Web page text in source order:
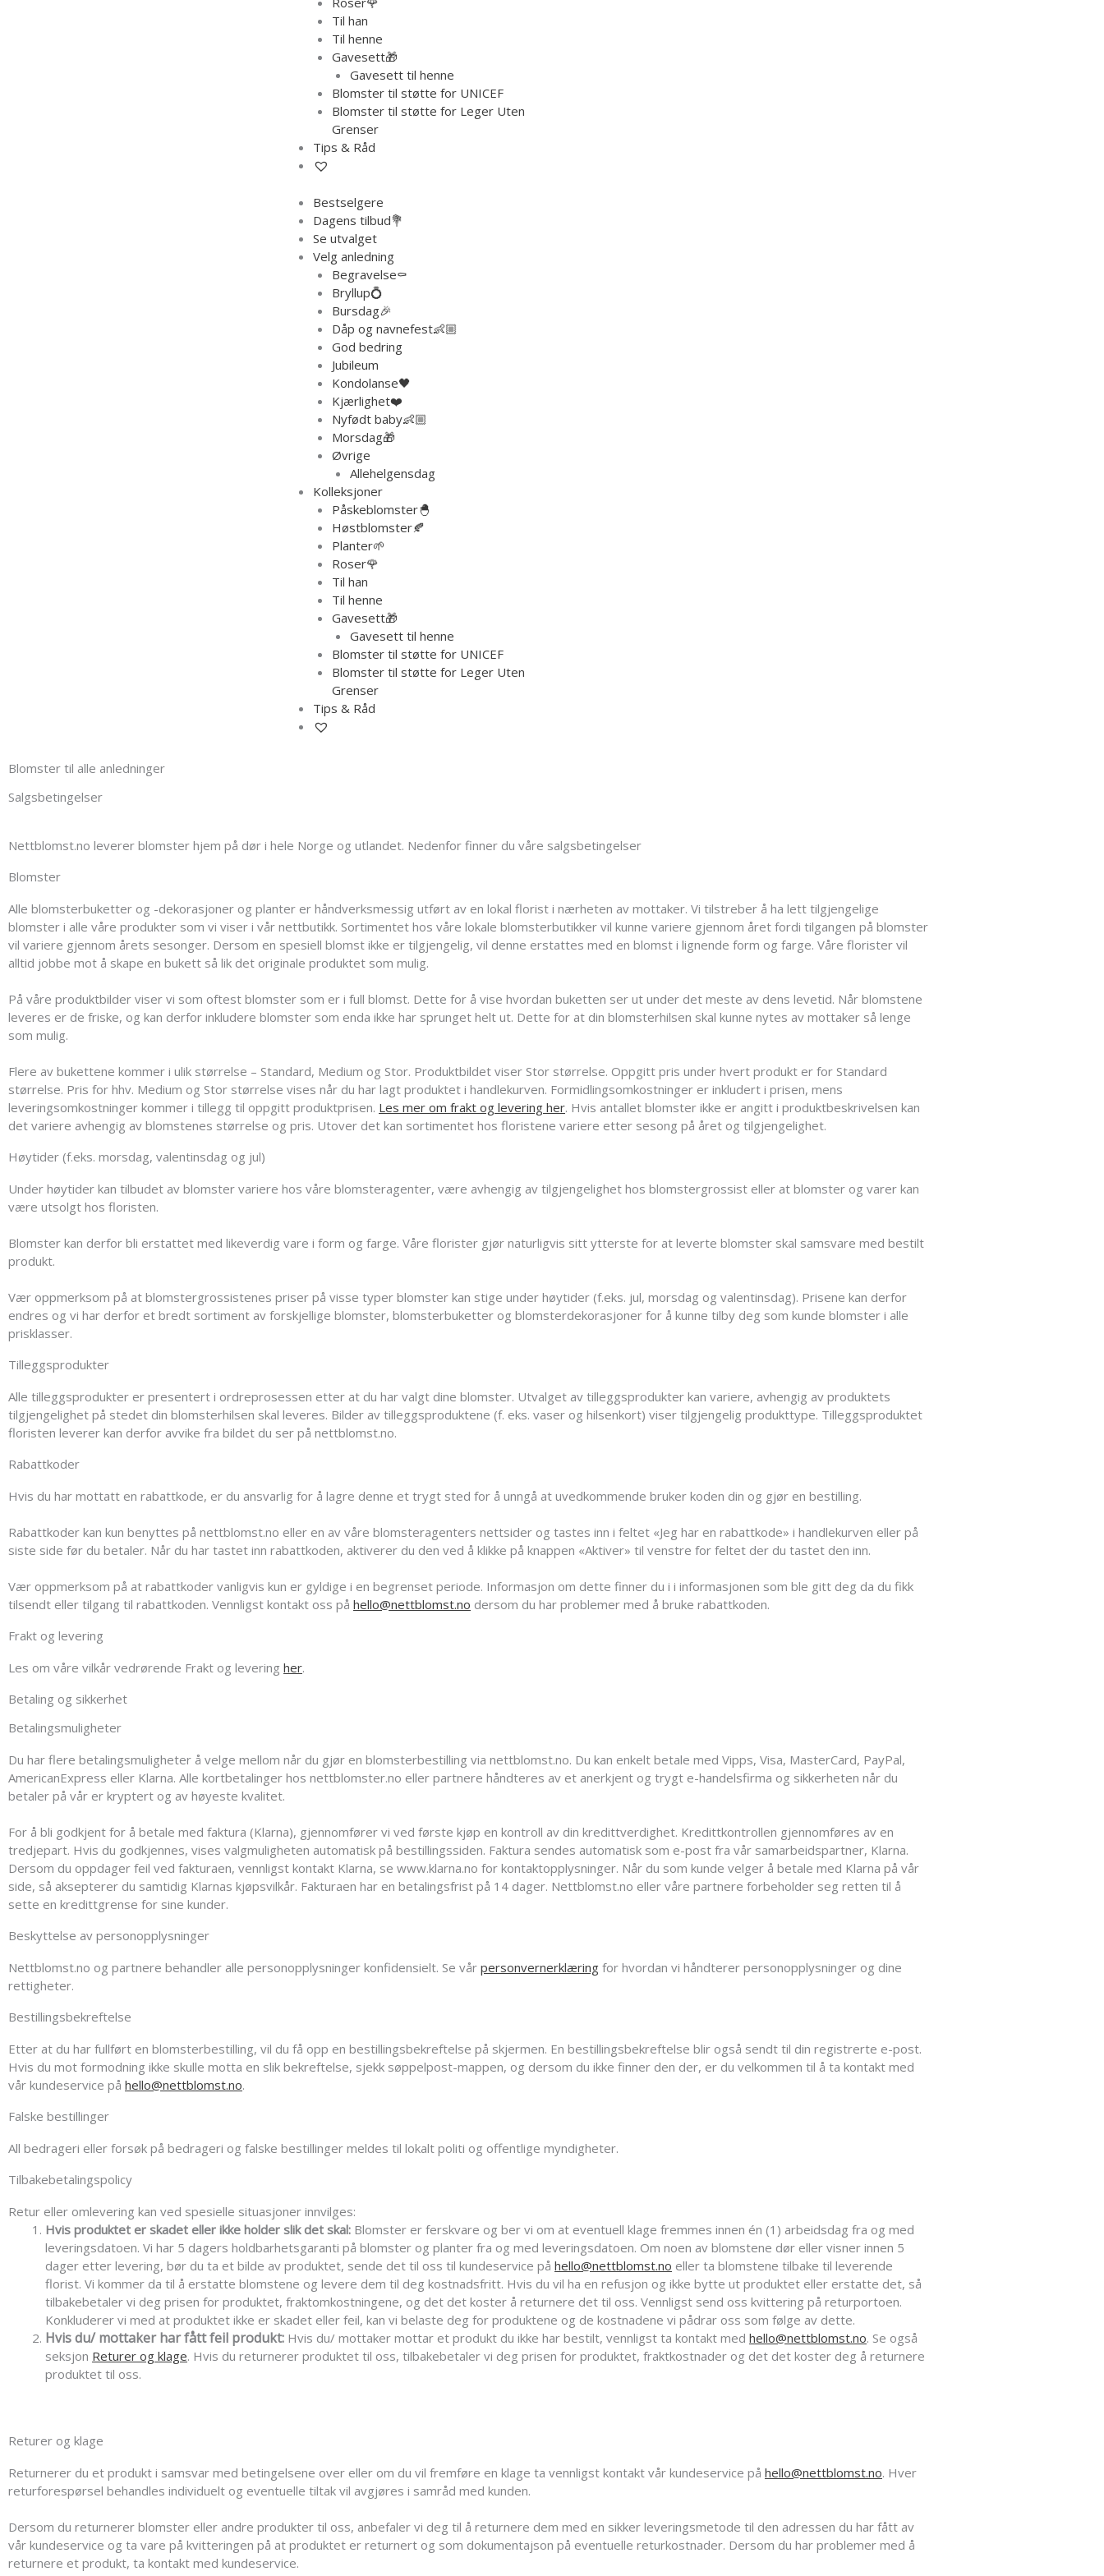
Til han
Til henne
Gavesett🎁
Gavesett til henne
Blomster til støtte for UNICEF
Blomster til støtte for Leger Uten
Grenser
Tips & Råd
Bestselgere
Dagens tilbud💐
Se utvalget
Velg anledning
Begravelse⚰️
Bryllup💍
Bursdag🎉
Dåp og navnefest👶🏼
God bedring
Jubileum
Kondolanse🖤
Kjærlighet❤️
Nyfødt baby👶🏼
Morsdag🎁
Øvrige
Allehelgensdag
Kolleksjoner
Påskeblomster🐣
Høstblomster🍂
Planter🌱
Roser🌹
Til han
Til henne
Gavesett🎁
Gavesett til henne
Blomster til støtte for UNICEF
Blomster til støtte for Leger Uten
Grenser
Tips & Råd
Blomster til alle anledninger
Salgsbetingelser
Nettblomst.no leverer blomster hjem på dør i hele Norge og utlandet. Nedenfor finner du våre salgsbetingelser
Blomster
Alle blomsterbuketter og -dekorasjoner og planter er håndverksmessig utført av en lokal florist i nærheten av mottaker. Vi tilstreber å ha lett tilgjengelige
blomster i alle våre produkter som vi viser i vår nettbutikk. Sortimentet hos våre lokale blomsterbutikker vil kunne variere gjennom året fordi tilgangen på blomster
vil variere gjennom årets sesonger. Dersom en spesiell blomst ikke er tilgjengelig, vil denne erstattes med en blomst i lignende form og farge. Våre florister vil
alltid jobbe mot å skape en bukett så lik det originale produktet som mulig.
På våre produktbilder viser vi som oftest blomster som er i full blomst. Dette for å vise hvordan buketten ser ut under det meste av dens levetid. Når blomstene
leveres er de friske, og kan derfor inkludere blomster som enda ikke har sprunget helt ut. Dette for at din blomsterhilsen skal kunne nytes av mottaker så lenge
som mulig.
Flere av bukettene kommer i ulik størrelse – Standard, Medium og Stor. Produktbildet viser Stor størrelse. Oppgitt pris under hvert produkt er for Standard
størrelse. Pris for hhv. Medium og Stor størrelse vises når du har lagt produktet i handlekurven. Formidlingsomkostninger er inkludert i prisen, mens
leveringsomkostninger kommer i tillegg til oppgitt produktprisen. Les mer om frakt og levering her. Hvis antallet blomster ikke er angitt i produktbeskrivelsen kan
det variere avhengig av blomstenes størrelse og pris. Utover det kan sortimentet hos floristene variere etter sesong på året og tilgjengelighet.
Høytider (f.eks. morsdag, valentinsdag og jul)
Under høytider kan tilbudet av blomster variere hos våre blomsteragenter, være avhengig av tilgjengelighet hos blomstergrossist eller at blomster og varer kan
være utsolgt hos floristen.
Blomster kan derfor bli erstattet med likeverdig vare i form og farge. Våre florister gjør naturligvis sitt ytterste for at leverte blomster skal samsvare med bestilt
produkt.
Vær oppmerksom på at blomstergrossistenes priser på visse typer blomster kan stige under høytider (f.eks. jul, morsdag og valentinsdag). Prisene kan derfor
endres og vi har derfor et bredt sortiment av forskjellige blomster, blomsterbuketter og blomsterdekorasjoner for å kunne tilby deg som kunde blomster i alle
prisklasser.
Tilleggsprodukter
Alle tilleggsprodukter er presentert i ordreprosessen etter at du har valgt dine blomster. Utvalget av tilleggsprodukter kan variere, avhengig av produktets
tilgjengelighet på stedet din blomsterhilsen skal leveres. Bilder av tilleggsproduktene (f. eks. vaser og hilsenkort) viser tilgjengelig produkttype. Tilleggsproduktet
floristen leverer kan derfor avvike fra bildet du ser på nettblomst.no.
Rabattkoder
Hvis du har mottatt en rabattkode, er du ansvarlig for å lagre denne et trygt sted for å unngå at uvedkommende bruker koden din og gjør en bestilling.
Rabattkoder kan kun benyttes på nettblomst.no eller en av våre blomsteragenters nettsider og tastes inn i feltet «Jeg har en rabattkode» i handlekurven eller på
siste side før du betaler. Når du har tastet inn rabattkoden, aktiverer du den ved å klikke på knappen «Aktiver» til venstre for feltet der du tastet den inn.
Vær oppmerksom på at rabattkoder vanligvis kun er gyldige i en begrenset periode. Informasjon om dette finner du i i informasjonen som ble gitt deg da du fikk
tilsendt eller tilgang til rabattkoden. Vennligst kontakt oss på hello@nettblomst.no dersom du har problemer med å bruke rabattkoden.
Frakt og levering
Les om våre vilkår vedrørende Frakt og levering her.
Betaling og sikkerhet
Betalingsmuligheter
Du har flere betalingsmuligheter å velge mellom når du gjør en blomsterbestilling via nettblomst.no. Du kan enkelt betale med Vipps, Visa, MasterCard, PayPal,
AmericanExpress eller Klarna. Alle kortbetalinger hos nettblomster.no eller partnere håndteres av et anerkjent og trygt e-handelsfirma og sikkerheten når du
betaler på vår er kryptert og av høyeste kvalitet.
For å bli godkjent for å betale med faktura (Klarna), gjennomfører vi ved første kjøp en kontroll av din kredittverdighet. Kredittkontrollen gjennomføres av en
tredjepart. Hvis du godkjennes, vises valgmuligheten automatisk på bestillingssiden. Faktura sendes automatisk som e-post fra vår samarbeidspartner, Klarna.
Dersom du oppdager feil ved fakturaen, vennligst kontakt Klarna, se www.klarna.no for kontaktopplysninger. Når du som kunde velger å betale med Klarna på vår
side, så aksepterer du samtidig Klarnas kjøpsvilkår. Fakturaen har en betalingsfrist på 14 dager. Nettblomst.no eller våre partnere forbeholder seg retten til å
sette en kredittgrense for sine kunder.
Beskyttelse av personopplysninger
Nettblomst.no og partnere behandler alle personopplysninger konfidensielt. Se vår personvernerklæring for hvordan vi håndterer personopplysninger og dine
rettigheter.
Bestillingsbekreftelse
Etter at du har fullført en blomsterbestilling, vil du få opp en bestillingsbekreftelse på skjermen. En bestillingsbekreftelse blir også sendt til din registrerte e-post.
Hvis du mot formodning ikke skulle motta en slik bekreftelse, sjekk søppelpost-mappen, og dersom du ikke finner den der, er du velkommen til å ta kontakt med
vår kundeservice på hello@nettblomst.no.
Falske bestillinger
All bedrageri eller forsøk på bedrageri og falske bestillinger meldes til lokalt politi og offentlige myndigheter.
Tilbakebetalingspolicy
Retur eller omlevering kan ved spesielle situasjoner innvilges:
Hvis produktet er skadet eller ikke holder slik det skal: Blomster er ferskvare og ber vi om at eventuell klage fremmes innen én (1) arbeidsdag fra og med
leveringsdatoen. Vi har 5 dagers holdbarhetsgaranti på blomster og planter fra og med leveringsdatoen. Om noen av blomstene dør eller visner innen 5
dager etter levering, bør du ta et bilde av produktet, sende det til oss til kundeservice på hello@nettblomst.no eller ta blomstene tilbake til leverende
florist. Vi kommer da til å erstatte blomstene og levere dem til deg kostnadsfritt. Hvis du vil ha en refusjon og ikke bytte ut produktet eller erstatte det, så
tilbakebetaler vi deg prisen for produktet, fraktomkostningene, og det det koster å returnere det til oss. Vennligst send oss kvittering på returportoen.
Konkluderer vi med at produktet ikke er skadet eller feil, kan vi belaste deg for produktene og de kostnadene vi pådrar oss som følge av dette.
Hvis du/ mottaker har fått feil produkt: Hvis du/ mottaker mottar et produkt du ikke har bestilt, vennligst ta kontakt med hello@nettblomst.no. Se også
seksjon Returer og klage. Hvis du returnerer produktet til oss, tilbakebetaler vi deg prisen for produktet, fraktkostnader og det det koster deg å returnere
produktet til oss.
Returer og klage
Returnerer du et produkt i samsvar med betingelsene over eller om du vil fremføre en klage ta vennligst kontakt vår kundeservice på hello@nettblomst.no. Hver
returforespørsel behandles individuelt og eventuelle tiltak vil avgjøres i samråd med kunden.
Dersom du returnerer blomster eller andre produkter til oss, anbefaler vi deg til å returnere dem med en sikker leveringsmetode til den adressen du har fått av
vår kundeservice og ta vare på kvitteringen på at produktet er returnert og som dokumentajson på eventuelle returkostnader. Dersom du har problemer med å
returnere et produkt, ta kontakt med kundeservice.